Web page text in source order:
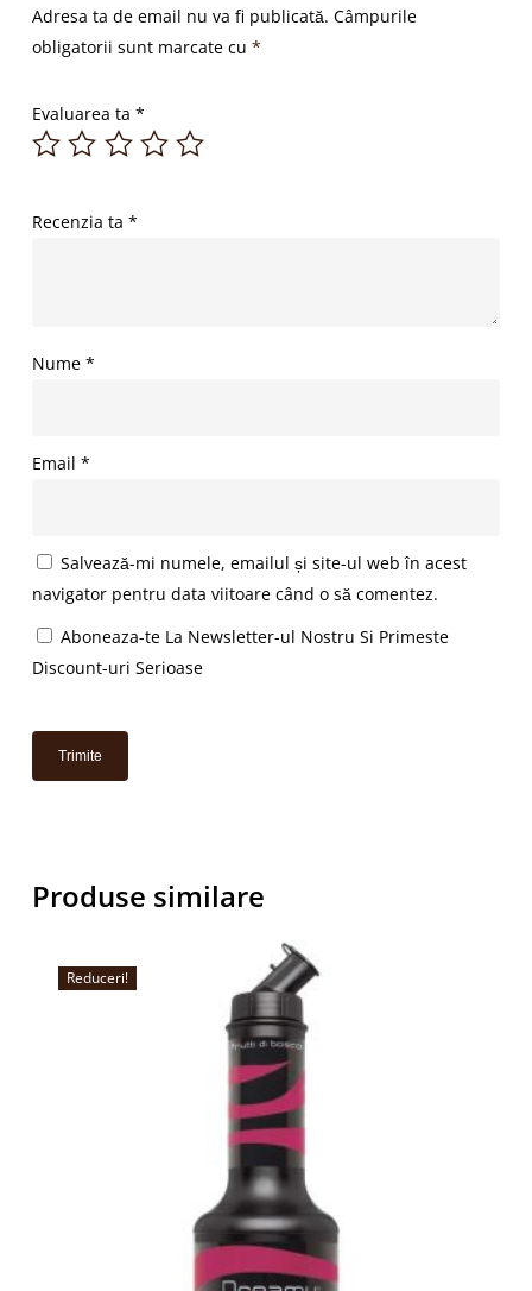
Adresa ta de email nu va fi publicată. Câmpurile
obligatorii sunt marcate cu *
Evaluarea ta *
Recenzia ta *
Nume *
Email *
Salvează-mi numele, emailul și site-ul web în acest
navigator pentru data viitoare când o să comentez.
Aboneaza-te La Newsletter-ul Nostru Si Primeste
Discount-uri Serioase
Produse similare
Reduceri!